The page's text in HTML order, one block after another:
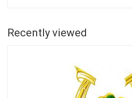
Recently viewed